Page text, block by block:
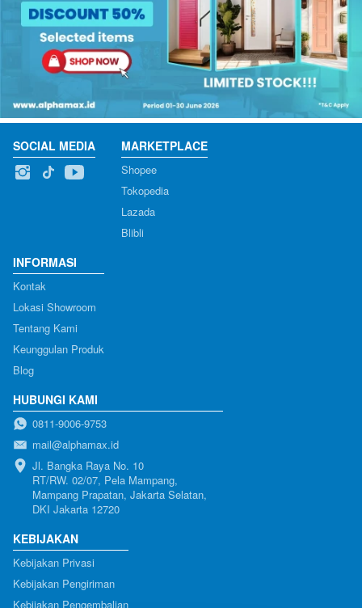
SOCIAL MEDIA MARKETPLACE
Shopee
Tokopedia
Lazada
Blibli
INFORMASI
Kontak
Lokasi Showroom
Tentang Kami
Keunggulan Produk
Blog
HUBUNGI KAMI
0811-9006-9753
mail@alphamax.id
Jl. Bangka Raya No. 10
RT/RW. 02/07, Pela Mampang,
Mampang Prapatan, Jakarta Selatan,
DKI Jakarta 12720
KEBIJAKAN
Kebijakan Privasi
Kebijakan Pengiriman
Kebijakan Pengembalian